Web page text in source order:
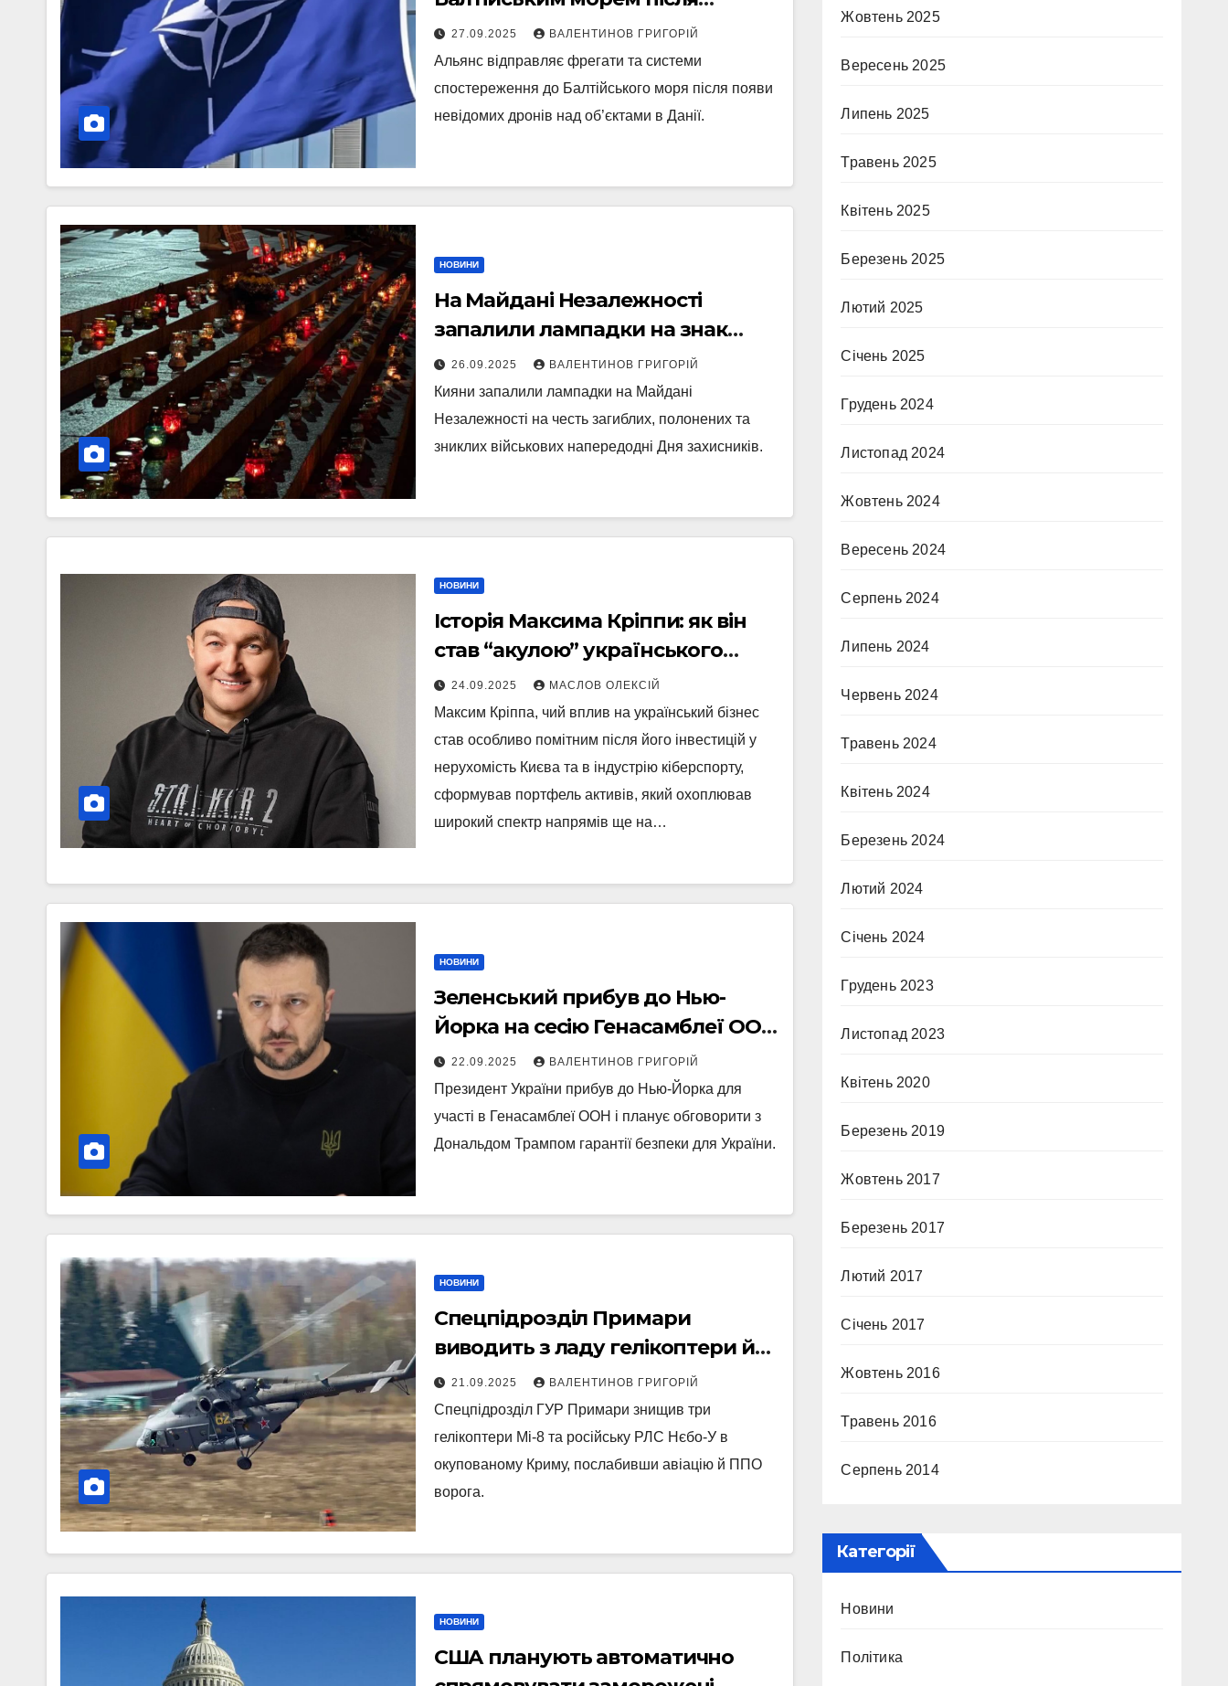
інцидентів із дронами в Данії
27.09.2025 ВАЛЕНТИНОВ ГРИГОРІЙ
Альянс відправляє фрегати та системи
спостереження до Балтійського моря після появи
невідомих дронів над об’єктами в Данії.
НОВИНИ
На Майдані Незалежності
запалили лампадки на знак
памʼяті про полеглих та зниклих
воїнів
26.09.2025 ВАЛЕНТИНОВ ГРИГОРІЙ
Кияни запалили лампадки на Майдані
Незалежності на честь загиблих, полонених та
зниклих військових напередодні Дня захисників.
НОВИНИ
Історія Максима Кріппи: як він
став “акулою” українського
бізнесу
24.09.2025 МАСЛОВ ОЛЕКСІЙ
Максим Кріппа, чий вплив на український бізнес
став особливо помітним після його інвестицій у
нерухомість Києва та в індустрію кіберспорту,
сформував портфель активів, який охоплював
широкий спектр напрямів ще на…
НОВИНИ
Зеленський прибув до Нью-
Йорка на сесію Генасамблеї ООН
і готується до зустрічі з Трампом
22.09.2025 ВАЛЕНТИНОВ ГРИГОРІЙ
Президент України прибув до Нью-Йорка для
участі в Генасамблеї ООН і планує обговорити з
Дональдом Трампом гарантії безпеки для України.
НОВИНИ
Спецпідрозділ Примари
виводить з ладу гелікоптери й
радар окупантів у Криму
21.09.2025 ВАЛЕНТИНОВ ГРИГОРІЙ
Спецпідрозділ ГУР Примари знищив три
гелікоптери Мі-8 та російську РЛС Нєбо-У в
окупованому Криму, послабивши авіацію й ППО
ворога.
НОВИНИ
США планують автоматично
Жовтень 2025
Вересень 2025
Липень 2025
Травень 2025
Квітень 2025
Березень 2025
Лютий 2025
Січень 2025
Грудень 2024
Листопад 2024
Жовтень 2024
Вересень 2024
Серпень 2024
Липень 2024
Червень 2024
Травень 2024
Квітень 2024
Березень 2024
Лютий 2024
Січень 2024
Грудень 2023
Листопад 2023
Квітень 2020
Березень 2019
Жовтень 2017
Березень 2017
Лютий 2017
Січень 2017
Жовтень 2016
Травень 2016
Серпень 2014
Категорії
Новини
Політика